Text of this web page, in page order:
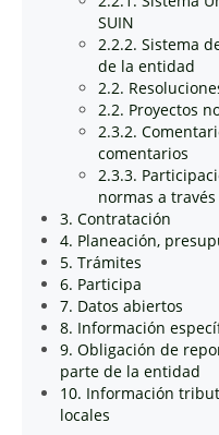
SUIN
2.2.2. Sistema
de la entidad
2.2.
2.2. Proyectos
2.3.2.
comentarios
2.3.3.
normas a través
3. Contratación
4. Planeación,
5. Trámites
6. Participa
7. Datos abiertos
8. Información
9. Obligación de
parte de la entidad
10. Información
locales